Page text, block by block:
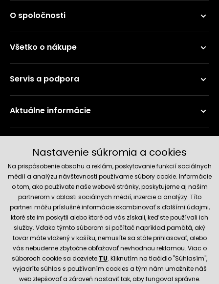
O spoločnosti
Všetko o nákupe
Servis a podpora
Aktuálne informácie
Spoľahlivý obchod
Nastavenie súkromia a cookies
Na prispôsobenie obsahu a reklám, poskytovanie funkcií sociálnych
médií a analýzu návštevnosti používame súbory cookie. Informácie
o tom, ako používate naše webové stránky, poskytujeme aj našim
partnerom v oblasti sociálnych médií, inzercie a analýzy. Títo
partneri môžu príslušné informácie skombinovať s ďalšími údajmi,
ktoré ste im poskytli alebo ktoré od vás získali, keď ste používali ich
služby. Vďaka týmto súborom si počítač napríklad pamätá, aký
tovar máte vložený v košíku, nemusíte sa stále prihlasovať, alebo
vás nebudeme zbytočne obťažovať nevhodnou reklamou. Viac o
súboroch cookie sa dozviete TU. Kliknutím na tlačidlo "Súhlasím",
vyjadríte súhlas s používaním cookies a tým nám umožníte náš
web zlepšovať a zároveň nastaviť tak, aby fungoval správne.